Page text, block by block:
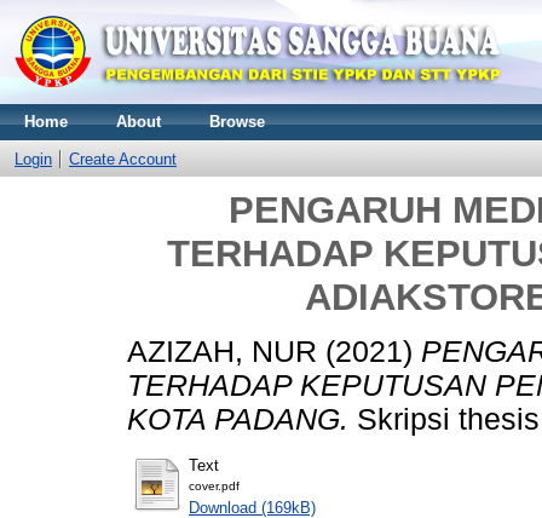
Home About Browse
Login Create Account
PENGARUH
TERHADAP
AZIZAH, NUR (2021)
TERHADAP KEPUTUSAN
KOTA PADANG. Skripsi
Text
cover.pdf
Download (169kB)